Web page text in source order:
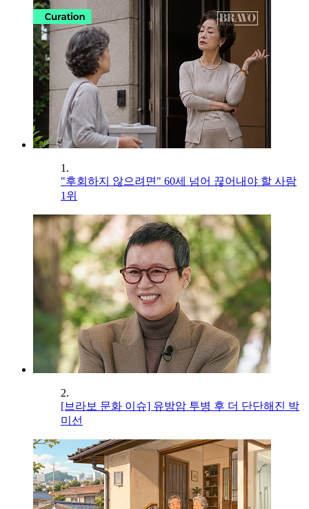
1.
"후회하지 않으려면" 60세 넘어 끊어내야 할 사람
1위
2.
[브라보 문화 이슈] 유방암 투병 후 더 단단해진 박
미선